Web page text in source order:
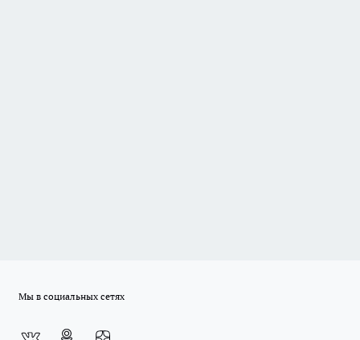
Мы в социальных сетях